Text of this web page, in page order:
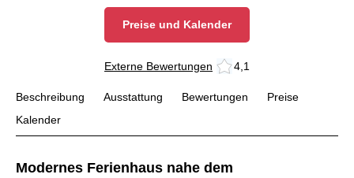
Preise und Kalender
Externe Bewertungen 4,1
Beschreibung Ausstattung Bewertungen
Preise
Kalender
Modernes Ferienhaus nahe dem